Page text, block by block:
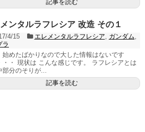
記事を読む
ンタルラフレシア 改造 その１
4/15 エレメンタルラフレシア, ガンダム,
ラ
始めたばかりなので大した情報はないです
・・ 現状は こんな感じです。 ラフレシアとは
部分のそりが...
記事を読む